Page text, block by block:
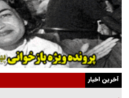
انگشت‌های پا شناسایی کردیم
نسلی که آنلاین الگو می‌گیرد
گفت‌وگو با آیت‌الله جاودان/ جفای مخالفان
ارتقا می‌داد
راننده مست به قانون می‌خندد
آخرین اخبار